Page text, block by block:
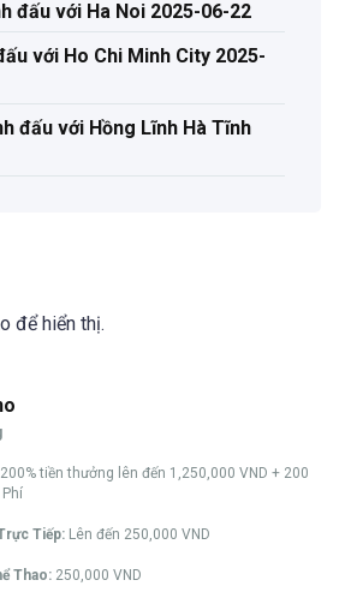
đấu với Ha Noi 2025-06-22
với Ho Chi Minh City 2025-
đấu với Hồng Lĩnh Hà Tĩnh
để hiển thị.
200% tiền thưởng lên đến 1,250,000 VND + 200
Tiếp: Lên đến 250,000 VND
Thao: 250,000 VND